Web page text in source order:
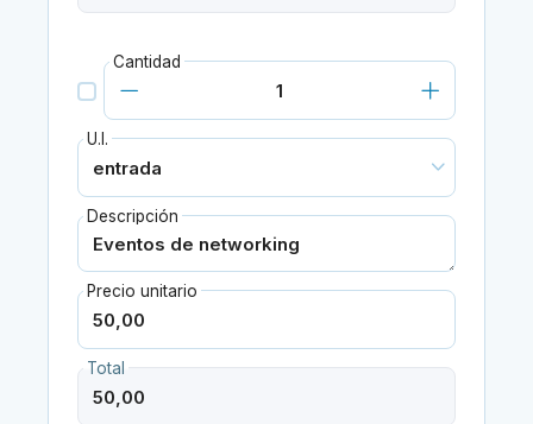
Cantidad
U.I.
Descripción
Precio unitario
Total